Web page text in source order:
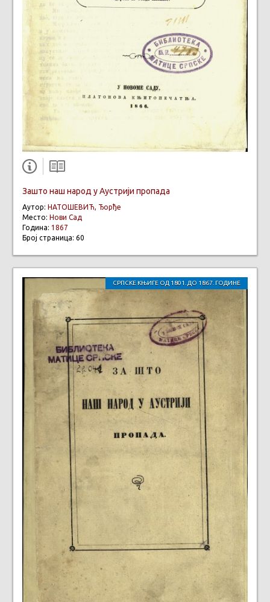
Зашто наш народ у Аустрији пропада
Аутор: НАТОШЕВИЋ, Ђорђе
Место: Нови Сад
Година: 1867
Број страница: 60
СРПСКЕ КЊИГЕ ОД 1801. ДО 1867. ГОДИНЕ